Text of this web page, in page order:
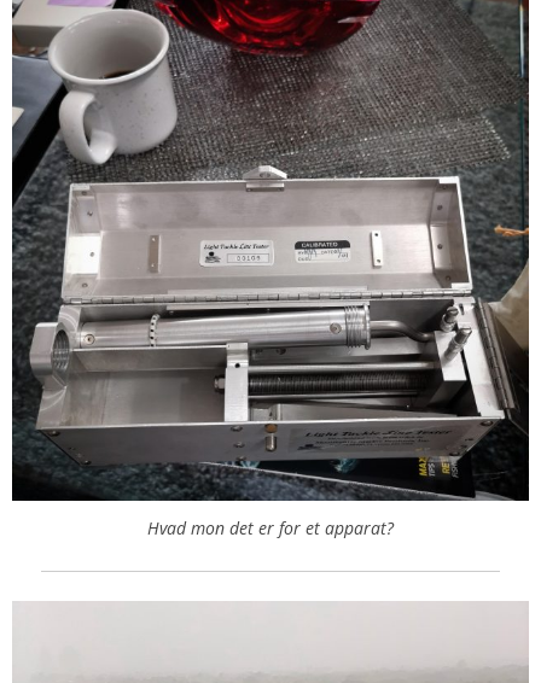
Hvad mon det er for et apparat?